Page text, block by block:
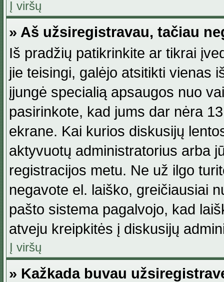
Į viršų
» Aš užsiregistravau, tačiau
Iš pradžių patikrinkite ar tikrai
jie teisingi, galėjo atsitikti vienas
įjungė specialią apsaugos nuo
pasirinkote, kad jums dar nėra
ekrane. Kai kurios diskusijų
aktyvuotų administratorius arba
registracijos metu. Ne už ilgo
negavote el. laiško, greičiausiai
pašto sistema pagalvojo, kad
atveju kreipkitės į diskusijų
Į viršų
» Kažkada buvau